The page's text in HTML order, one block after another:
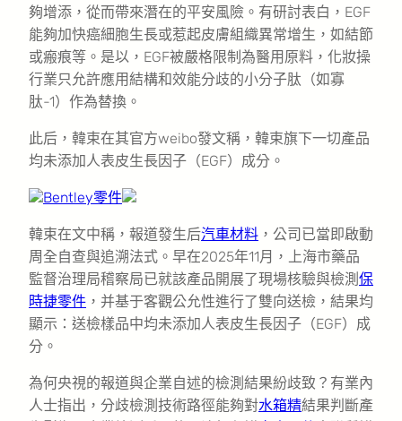
夠增添，從而帶來潛在的平安風險。有研討表白，EGF
能夠加快癌細胞生長或惹起皮膚組織異常增生，如結節
或瘢痕等。是以，EGF被嚴格限制為醫用原料，化妝操
行業只允許應用結構和效能分歧的小分子肽（如寡
肽-1）作為替換。
此后，韓束在其官方weibo發文稱，韓束旗下一切產品
均未添加人表皮生長因子（EGF）成分。
Bentley零件
韓束在文中稱，報道發生后汽車材料 ，公司已當即啟動
周全自查與追溯法式。早在2025年11月，上海市藥品
監督治理局稽察局已就該產品開展了現場核驗與檢測 保
時捷零件 ，并基于客觀公允性進行了雙向送檢，結果均
顯示：送檢樣品中均未添加人表皮生長因子（EGF）成
分。
為何央視的報道與企業自述的檢測結果紛歧致？有業內
人士指出，分歧檢測技術路徑能夠對水箱精結果判斷產